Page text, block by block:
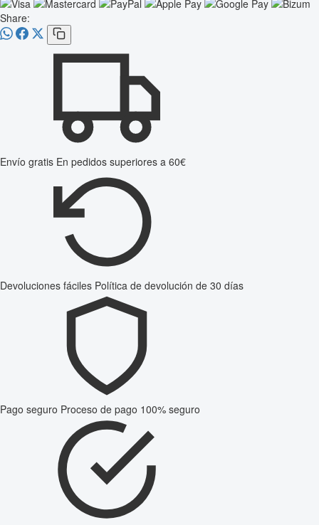
Share:
Envío gratis En pedidos superiores a 60€
Devoluciones fáciles Política de devolución de 30 días
Pago seguro Proceso de pago 100% seguro